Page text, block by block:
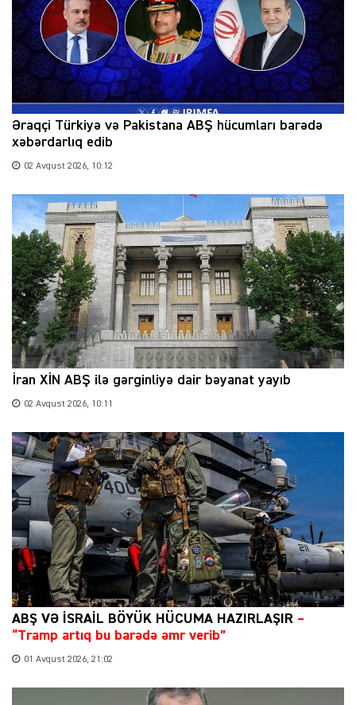
Əraqçi Türkiyə və Pakistana ABŞ hücumları barədə
xəbərdarlıq edib
02 Avqust 2026, 10:12
İran XİN ABŞ ilə gərginliyə dair bəyanat yayıb
02 Avqust 2026, 10:11
ABŞ VƏ İSRAİL BÖYÜK HÜCUMA HAZIRLAŞIR –
“Tramp artıq bu barədə əmr verib”
01 Avqust 2026, 21:02